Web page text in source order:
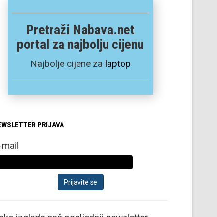
Pretraži Nabava.net
portal za najbolju cijenu
Najbolje cijene za laptop
PRIJAVA